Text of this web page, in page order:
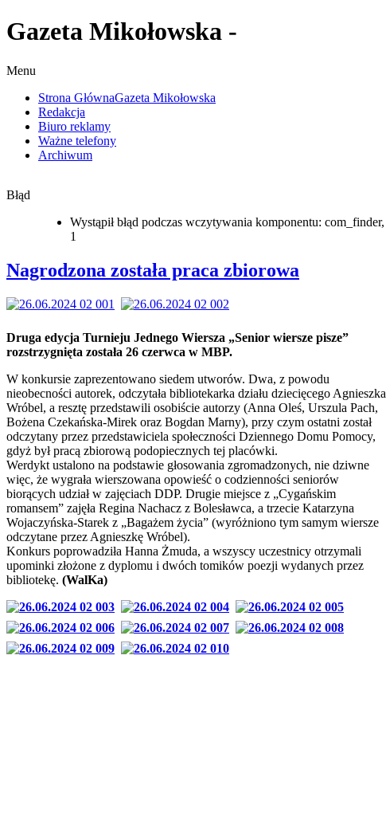
Gazeta Mikołowska -
Menu
Strona GłównaGazeta Mikołowska
Redakcja
Biuro reklamy
Ważne telefony
Archiwum
Błąd
Wystąpił błąd podczas wczytywania komponentu: com_finder,
1
Nagrodzona została praca zbiorowa
Druga edycja Turnieju Jednego Wiersza „Senior wiersze pisze”
rozstrzygnięta została 26 czerwca w MBP.
W konkursie zaprezentowano siedem utworów. Dwa, z powodu
nieobecności autorek, odczytała bibliotekarka działu dziecięcego Agnieszka
Wróbel, a resztę przedstawili osobiście autorzy (Anna Oleś, Urszula Pach,
Bożena Czekańska-Mirek oraz Bogdan Marny), przy czym ostatni został
odczytany przez przedstawiciela społeczności Dziennego Domu Pomocy,
gdyż był pracą zbiorową podopiecznych tej placówki.
Werdykt ustalono na podstawie głosowania zgromadzonych, nie dziwne
więc, że wygrała wierszowana opowieść o codzienności seniorów
biorących udział w zajęciach DDP. Drugie miejsce z „Cygańskim
romansem” zajęła Regina Nachacz z Bolesławca, a trzecie Katarzyna
Wojaczyńska-Starek z „Bagażem życia” (wyróżniono tym samym wiersze
odczytane przez Agnieszkę Wróbel).
Konkurs poprowadziła Hanna Żmuda, a wszyscy uczestnicy otrzymali
upominki złożone z dyplomu i dwóch tomików poezji wydanych przez
bibliotekę. (WalKa)